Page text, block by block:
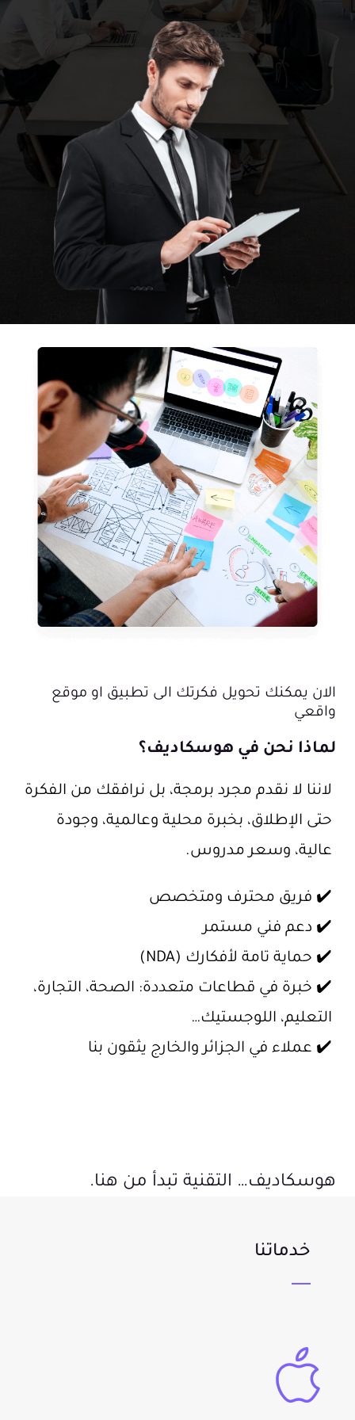
الان يمكنك تحويل فكرتك الى تطبيق او موقع
واقعي
لماذا نحن في هوسكاديف؟
لاننا لا نقدم مجرد برمجة، بل نرافقك من الفكرة
حتى الإطلاق، بخبرة محلية وعالمية، وجودة
عالية، وسعر مدروس.
✔️ فريق محترف ومتخصص
✔️ دعم فني مستمر
✔️ حماية تامة لأفكارك (NDA)
✔️ خبرة في قطاعات متعددة: الصحة، التجارة،
التعليم، اللوجستيك…
✔️ عملاء في الجزائر والخارج يثقون بنا
هوسكاديف… التقنية تبدأ من هنا.
خدماتنا